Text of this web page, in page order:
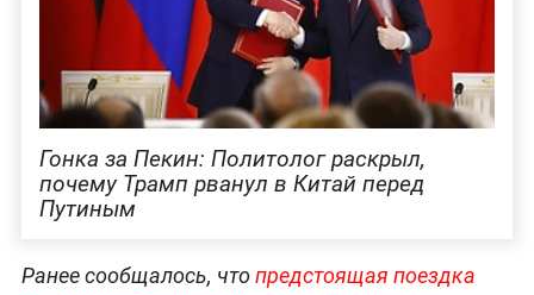
Гонка за Пекин: Политолог раскрыл,
почему Трамп рванул в Китай перед
Путиным
Ранее сообщалось, чтопредстоящая поездка